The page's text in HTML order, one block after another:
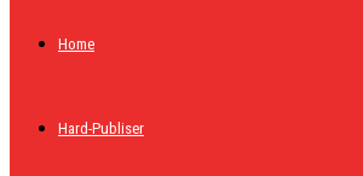
Home
Hard-Publiser